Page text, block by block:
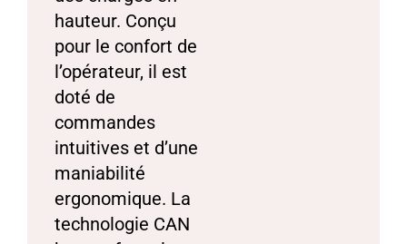
hauteur. Conçu
pour le confort de
l’opérateur, il est
doté de
commandes
intuitives et d’une
maniabilité
ergonomique. La
technologie CAN